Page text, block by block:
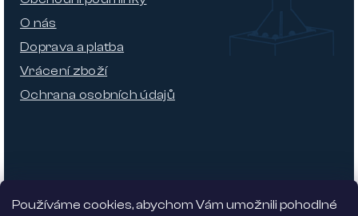
Používáme cookies, abychom Vám umožnili pohodlné
O nás
Doprava a platba
Vrácení zboží
Ochrana osobních údajů